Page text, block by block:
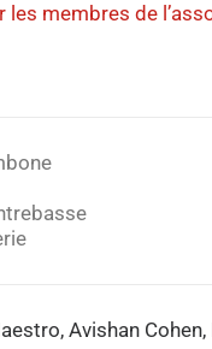
les membres de
Avishan